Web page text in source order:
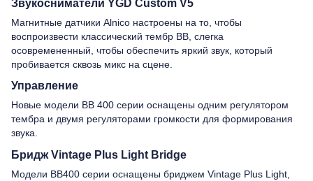
Магнитные датчики Alnico настроены на то, чтобы
воспроизвести классический тембр BB, слегка
осовремененный, чтобы обеспечить яркий звук, который
пробивается сквозь микс на сцене.
Управление
Новые модели BB 400 серии оснащены одним регулятором
тембра и двумя регуляторами громкости для формирования
звука.
Бридж Vintage Plus Light Bridge
Модели BB400 серии оснащены бриджем Vintage Plus Light,